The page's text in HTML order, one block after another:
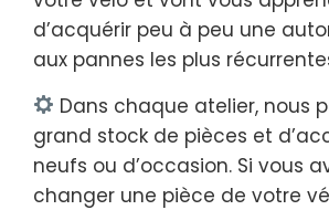
d’acquérir peu à peu une
aux pannes les plus
Dans chaque atelier, nous
grand stock de pièces et
neufs ou d’occasion. Si vous
changer une pièce de votre